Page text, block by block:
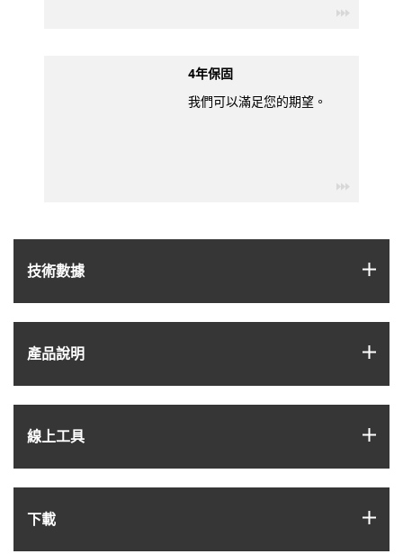
技術數據
產品說明
線上工具
下載
4年保固
我們可以滿足您的期望。